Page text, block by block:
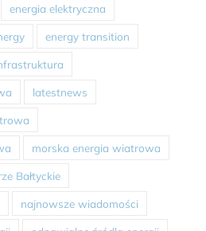
energia elektryczna
energy transition
latestnews
morska energia wiatrowa
Bałtyckie
najnowsze wiadomości